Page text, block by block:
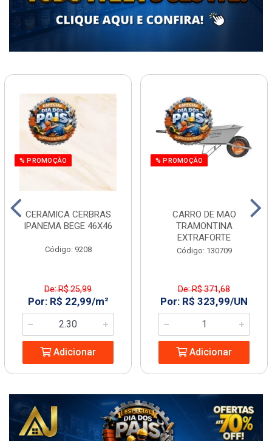
% PROMOÇÃO
CERAMICA CERBRAS
IPANEMA BEGE 46X46
Código: 9208
De: R$ 25,99
Por: R$ 22,99/m²
Adicionar
% PROMOÇÃO
CARRO DE MAO
TRAMONTINA
EXTRAFORTE
Código: 130709
De: R$ 371,68
Por: R$ 323,99/UN
Adicionar